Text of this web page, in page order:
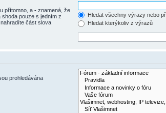
přítomno, a - znamená, že
pouze s jedním z
nahradíte část slova
Hledat všechny výrazy nebo
Hledat kterýkoliv z výrazů
prohledávána